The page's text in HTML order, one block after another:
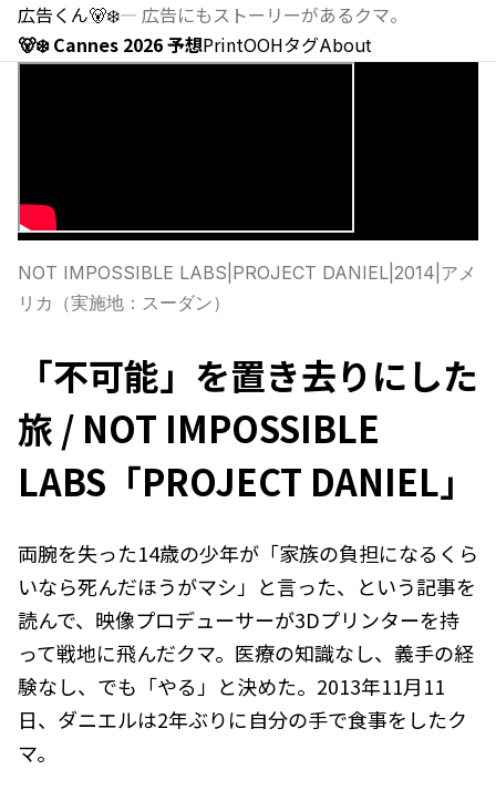
広告くん🐻‍❄️— 広告にもストーリーがあるクマ。
🐻‍❄️ Cannes 2026 予想PrintOOHタグAbout
NOT IMPOSSIBLE LABS PROJECT DANIEL 2014 アメ
リカ（実施地：スーダン）
「不可能」を置き去りにした
旅 / NOT IMPOSSIBLE
LABS「PROJECT DANIEL」
両腕を失った14歳の少年が「家族の負担になるくら
いなら死んだほうがマシ」と言った、という記事を
読んで、映像プロデューサーが3Dプリンターを持
って戦地に飛んだクマ。医療の知識なし、義手の経
験なし、でも「やる」と決めた。2013年11月11
日、ダニエルは2年ぶりに自分の手で食事をしたク
マ。